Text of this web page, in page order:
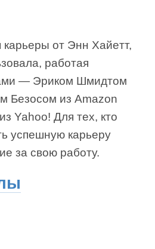
карьеры от Энн Хайeтт,
работая
— Эриком Шмидтом
Безосом из Amazon
Yahoo! Для тех, кто
успешную карьеру
за свою работу.